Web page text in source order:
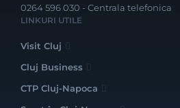
0264 596 030 - Centrala telefonica
LINKURI UTILE
Visit Cluj
Cluj Business
CTP Cluj-Napoca